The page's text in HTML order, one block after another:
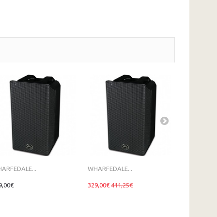
WHARFEDALE...
329,00€ 411,25€